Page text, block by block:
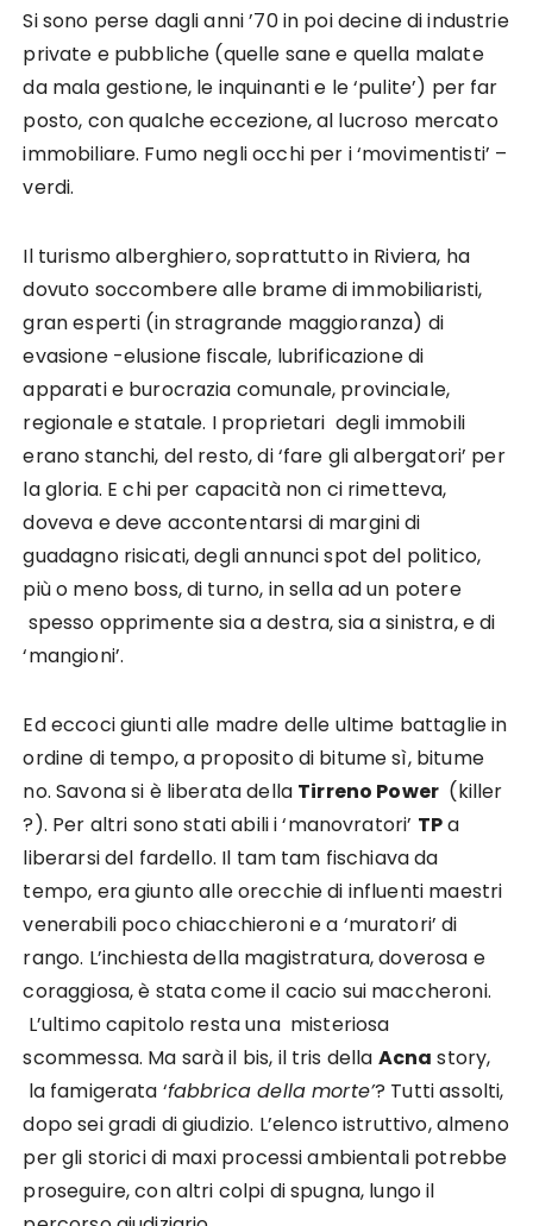
Si sono perse dagli anni ’70 in poi decine di industrie
private e pubbliche (quelle sane e quella malate
da mala gestione, le inquinanti e le ‘pulite’) per far
posto, con qualche eccezione, al lucroso mercato
immobiliare. Fumo negli occhi per i ‘movimentisti’ –
verdi.
Il turismo alberghiero, soprattutto in Riviera, ha
dovuto soccombere alle brame di immobiliaristi,
gran esperti (in stragrande maggioranza) di
evasione -elusione fiscale, lubrificazione di
apparati e burocrazia comunale, provinciale,
regionale e statale. I proprietari degli immobili
erano stanchi, del resto, di ‘fare gli albergatori’ per
la gloria. E chi per capacità non ci rimetteva,
doveva e deve accontentarsi di margini di
guadagno risicati, degli annunci spot del politico,
più o meno boss, di turno, in sella ad un potere
spesso opprimente sia a destra, sia a sinistra, e di
‘mangioni’.
Ed eccoci giunti alle madre delle ultime battaglie in
ordine di tempo, a proposito di bitume sì, bitume
no. Savona si è liberata della Tirreno Power (killer
?). Per altri sono stati abili i ‘manovratori’ TPa
liberarsi del fardello. Il tam tam fischiava da
tempo, era giunto alle orecchie di influenti maestri
venerabili poco chiacchieroni e a ‘muratori’ di
rango. L’inchiesta della magistratura, doverosa e
coraggiosa, è stata come il cacio sui maccheroni.
L’ultimo capitolo resta una misteriosa
scommessa. Ma sarà il bis, il tris della Acna story,
la famigerata ‘fabbrica della morte’? Tutti assolti,
dopo sei gradi di giudizio. L’elenco istruttivo, almeno
per gli storici di maxi processi ambientali potrebbe
proseguire, con altri colpi di spugna, lungo il